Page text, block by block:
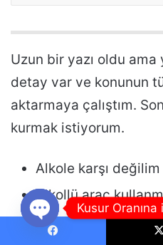
Uzun bir yazı oldu
detay var ve konunun
aktarmaya çalıştım.
kurmak istiyorum.
Alkole karşı değilim
Alkollü araç
48e 5 trafik cezası ile
Kusur
Open